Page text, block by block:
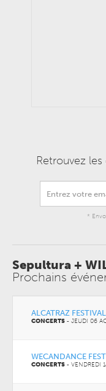
Retrouvez
*
Sepultura +
Prochains
ALCATRAZ
CONCERTS - JEUDI 06
WECANDANCE
CONCERTS - VENDREDI